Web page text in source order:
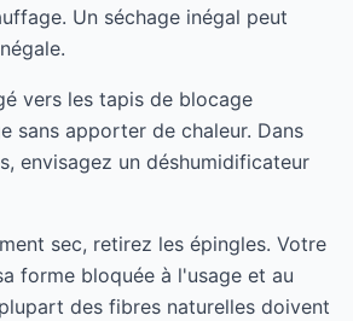
Un séchage inégal peut
vers les tapis de blocage
sans apporter de chaleur. Dans
envisagez un déshumidificateur
sec, retirez les épingles. Votre
forme bloquée à l'usage et au
des fibres naturelles doivent